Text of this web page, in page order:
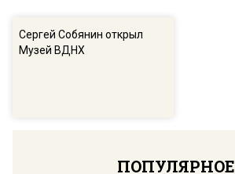
Сергей Собянин открыл
Музей ВДНХ
ПОПУЛЯРНОЕ